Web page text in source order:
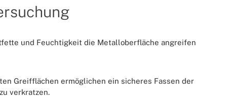
und Feuchtigkeit die Metalloberfläche angreifen
Greifflächen ermöglichen ein sicheres Fassen der
verkratzen.